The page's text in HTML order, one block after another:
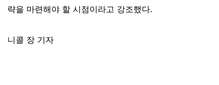
략을 마련해야 할 시점이라고 강조했다.
니콜 장 기자